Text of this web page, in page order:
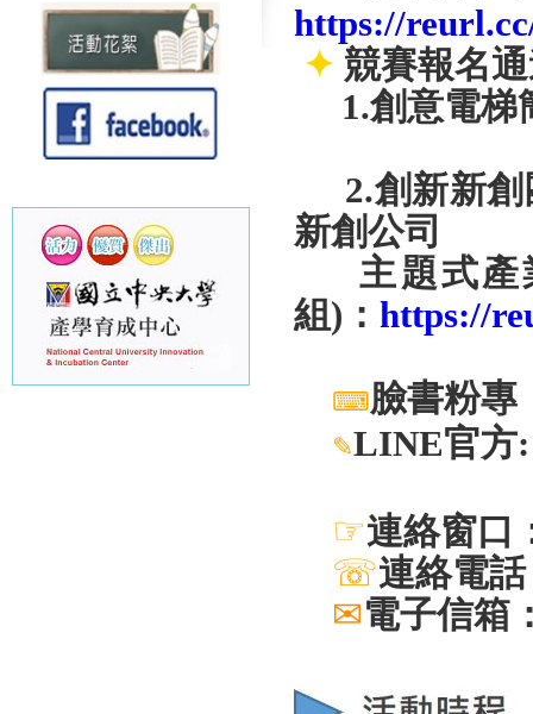
https://
✦ 競賽報名
1.創意電梯
2.創新新
新創公司
主題式產
組)： https://
⌨臉書粉專
✎LINE官
☞連絡窗口
☏連絡電話
✉電子信箱